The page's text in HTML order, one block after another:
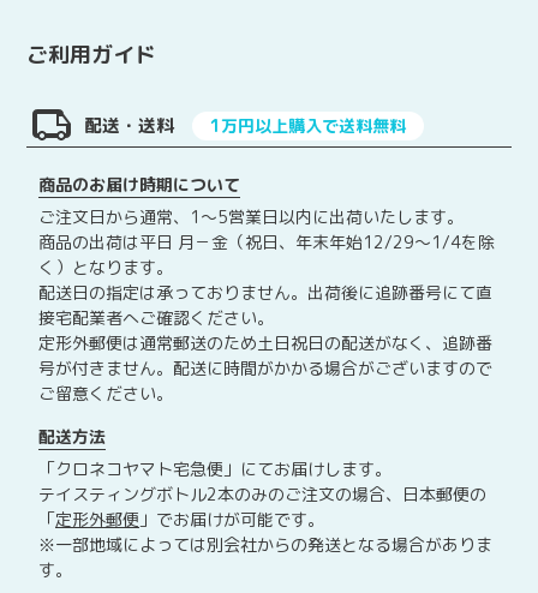
ご利用ガイド
配送・送料 1万円以上購入で送料無料
商品のお届け時期について
ご注文日から通常、1～5営業日以内に出荷いたします。
商品の出荷は平日 月－金（祝日、年末年始12/29～1/4を除
く）となります。
配送日の指定は承っておりません。出荷後に追跡番号にて直
接宅配業者へご確認ください。
定形外郵便は通常郵送のため土日祝日の配送がなく、追跡番
号が付きません。配送に時間がかかる場合がございますので
ご留意ください。
配送方法
「クロネコヤマト宅急便」にてお届けします。
テイスティングボトル2本のみのご注文の場合、日本郵便の
「定形外郵便 」でお届けが可能です。
※一部地域によっては別会社からの発送となる場合がありま
す。